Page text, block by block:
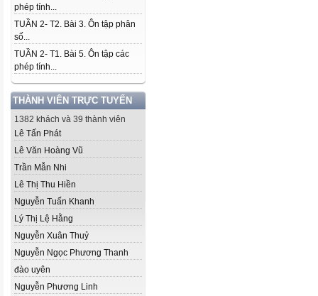
phép tính...
TUẦN 2- T2. Bài 3. Ôn tập phân
số...
TUẦN 2- T1. Bài 5. Ôn tập các
phép tính...
THÀNH VIÊN TRỰC TUYẾN
1382 khách và 39 thành viên
Lê Tấn Phát
Lê Văn Hoàng Vũ
Trần Mẫn Nhi
Lê Thị Thu Hiền
Nguyễn Tuấn Khanh
Lý Thị Lệ Hằng
Nguyễn Xuân Thuỷ
Nguyễn Ngọc Phương Thanh
đào uyên
Nguyễn Phương Linh